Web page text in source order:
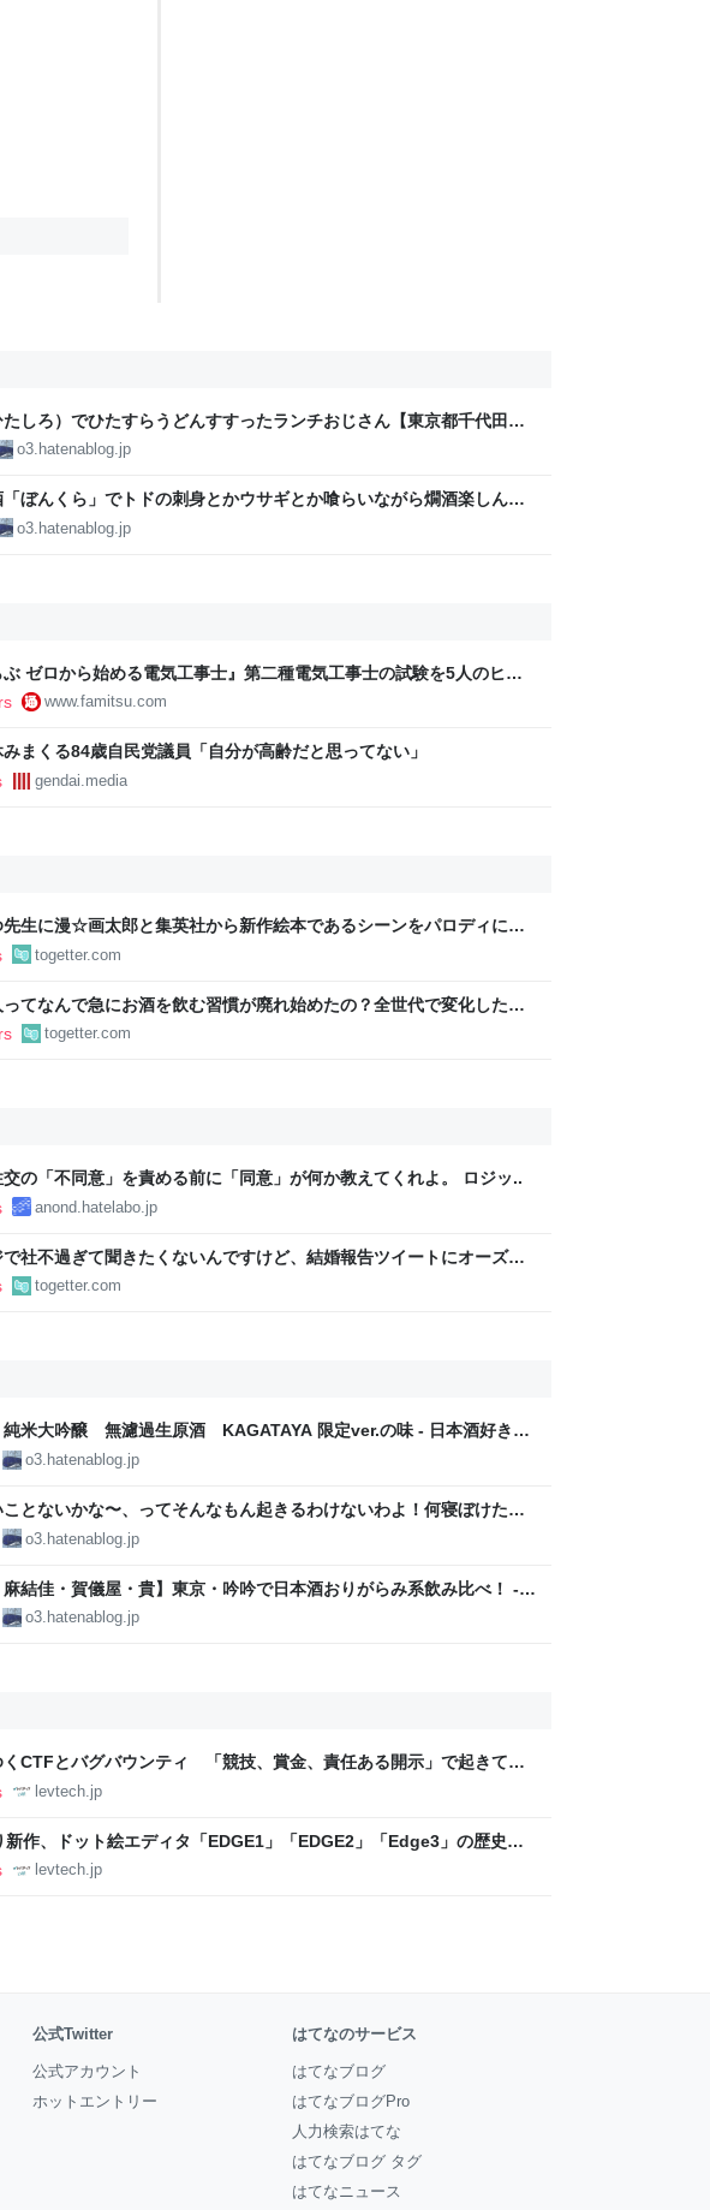
しろ）でひたすらうどんすすったランチおじさん【東京都千代田区
町】 - 日本酒好きのおっちゃんが何か言うとるわ。( ´ ω`)
o3.hatenablog.jp
ぼんくら」でトドの刺身とかウサギとか喰らいながら燗酒楽しんだ
東京都中央区日本橋人形町】 - 日本酒好きのおっちゃんが何か言う
o3.hatenablog.jp
ぶ ゼロから始める電気工事士』第二種電気工事士の試験を5人のヒロ
。青春しながら“過去問1000問”や“本番形式CBT模擬試験”で本格的
www.famitsu.com
みまくる84歳自民党議員「自分が高齢だと思ってない」
gendai.media
先生に漫☆画太郎と集英社から新作絵本であるシーンをパロディに使
絡があり承諾したら家宝レベルのとんでもないものが届いた
togetter.com
ってなんで急にお酒を飲む習慣が廃れ始めたの？全世代で変化したよ
」韓国から実感を伴うリプが多数
togetter.com
の「不同意」を責める前に「同意」が何か教えてくれよ。 ロジッ..
anond.hatelabo.jp
で社不過ぎて聞きたくないんですけど、結婚報告ツイートにオーズみ
で指輪3つ写ってるの何なんですか。仲人の分？
togetter.com
純米大吟醸 無濾過生原酒 KAGATAYA 限定ver.の味 - 日本酒好きの
んが何か言うとるわ。( ´ ω`)
o3.hatenablog.jp
とないかな〜、ってそんなもん起きるわけないわよ！何寝ぼけたこ
んのよアンタ、 - 日本酒好きのおっちゃんが何か言うとるわ。( ´ ω`)
o3.hatenablog.jp
麻結佳・賀儀屋・貴】東京・吟吟で日本酒おりがらみ系飲み比べ！ -
きのおっちゃんが何か言うとるわ。( ´ ω`)
o3.hatenablog.jp
くCTFとバグバウンティ 「競技、賞金、責任ある開示」で起きてい
ォーカス】 - レバテックLAB
levtech.jp
新作、ドット絵エディタ「EDGE1」「EDGE2」「Edge3」の歴史に
に聞く【フォーカス】 - レバテックLAB
levtech.jp
公式Twitter
公式アカウント
ホットエントリー
はてなのサービス
はてなブログ
はてなブログPro
人力検索はてな
はてなブログ タグ
はてなニュース